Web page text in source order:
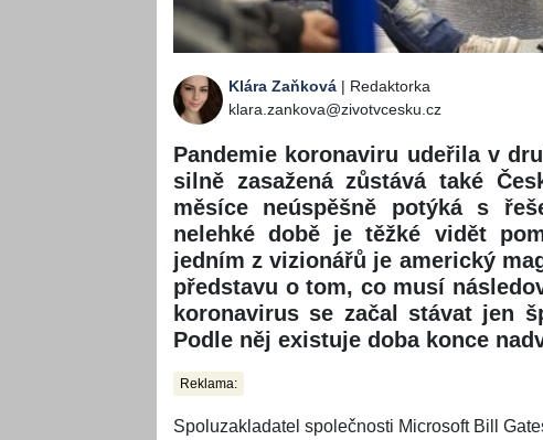
Klára Zaňková | Redaktorka
klara.zankova@zivotvcesku.cz
Pandemie koronaviru udeřila v
silně zasažená zůstává také
měsíce neúspěšně potýká s
nelehké době je těžké vidět
jedním z vizionářů je americký
představu o tom, co musí
koronavirus se začal stávat jen
Podle něj existuje doba konce
Reklama:
Spoluzakladatel společnosti Microsoft Bill